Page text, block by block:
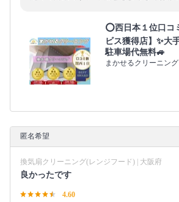
⭕西日本１位口コ
ビス獲得店】✨
駐車場代無料🚙
まかせるクリーニング
匿名希望
換気扇クリーニング(レンジフード) | 大阪府
良かったです
4.60